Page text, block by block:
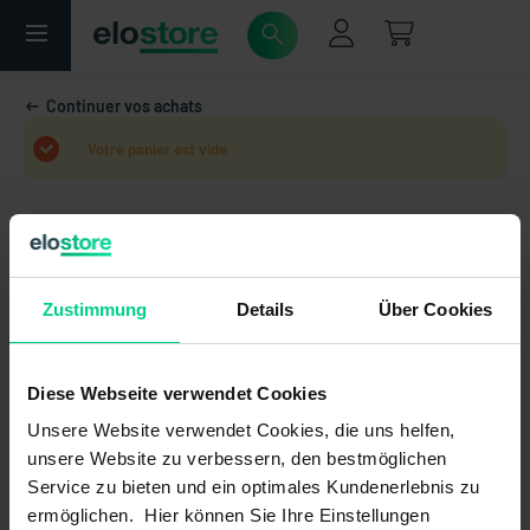
Zustimmung Details Über Cookies
Diese Webseite verwendet Cookies
Unsere Website verwendet Cookies, die uns helfen,
unsere Website zu verbessern, den bestmöglichen
Service zu bieten und ein optimales Kundenerlebnis zu
ermöglichen. Hier können Sie Ihre Einstellungen
Continuer vos achats
Votre panier est vide.